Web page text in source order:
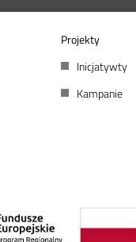
Projekty
Inicjatywty
Kampanie